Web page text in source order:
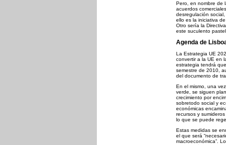
Pero, en nombre de
acuerdos
desregulación
ello es la iniciativa
Otro sería la
este suculento
Agenda de
La Estrategia UE
convertir a la UE en
estrategia tendrá
semestre de 2010,
del documento de
En el mismo, una
verde, se siguen
crecimiento por
sobretodo social y
económicas
recursos y
lo que se puede
Estas medidas se
el que será
macroeconómica”.